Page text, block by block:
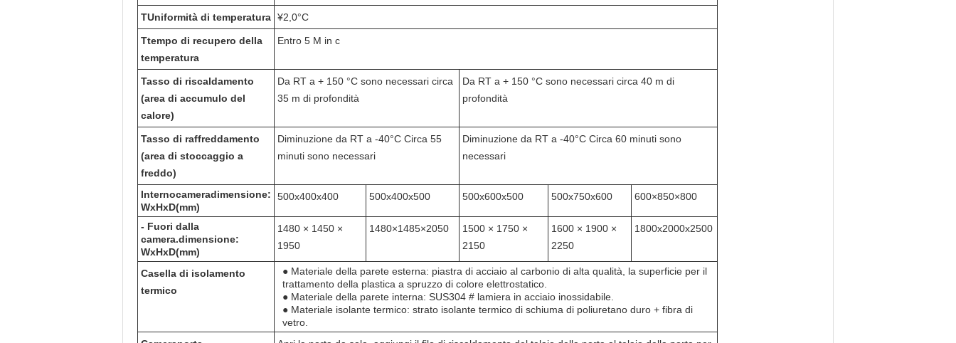
TUniformità di temperatura ¥2,0°C
Ttempo di recupero della
temperatura
Entro 5 M in c
Tasso di riscaldamento
(area di accumulo del
calore)
Da RT a + 150 °C sono necessari circa
35 m di profondità
Da RT a + 150 °C sono necessari circa 40 m di
profondità
Tasso di raffreddamento
(area di stoccaggio a
freddo)
Diminuzione da RT a -40°C Circa 55
minuti sono necessari
Diminuzione da RT a -40°C Circa 60 minuti sono
necessari
Internocameradimensione:
WxHxD(mm)
500x400x400 500x400x500 500x600x500 500x750x600 600×850×800
- Fuori dalla
camera.dimensione:
WxHxD(mm)
1480 × 1450 ×
1950
1480×1485×2050
1500 × 1750 ×
2150
1600 × 1900 ×
2250
1800x2000x2500
Casella di isolamento
termico
● Materiale della parete esterna: piastra di acciaio al carbonio di alta qualità, la superficie per il
trattamento della plastica a spruzzo di colore elettrostatico.
● Materiale della parete interna: SUS304 # lamiera in acciaio inossidabile.
● Materiale isolante termico: strato isolante termico di schiuma di poliuretano duro + fibra di
vetro.